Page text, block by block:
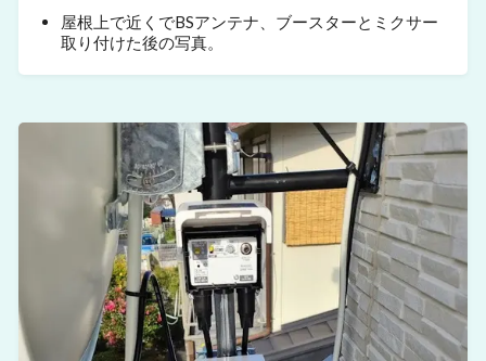
屋根上で近くでBSアンテナ、ブースターとミクサー
取り付けた後の写真。